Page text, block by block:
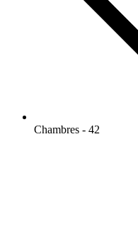
Chambres - 42